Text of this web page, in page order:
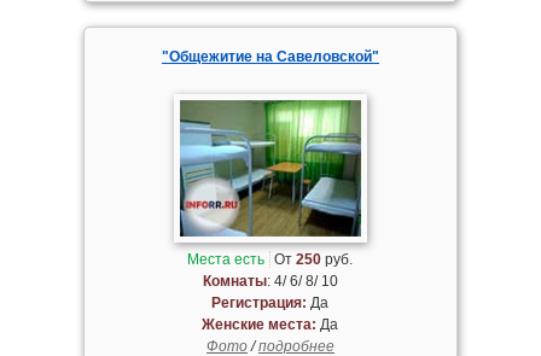
"Общежитие на Савеловской"
Места есть От250 руб.
Комнаты: 4/ 6/ 8/ 10
Регистрация: Да
Женские места: Да
Фото/подробнее